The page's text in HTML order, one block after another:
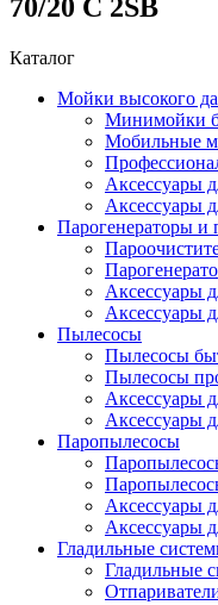
70/20 C 2SB
Каталог
Мойки высокого
Минимойки
Мобильные
Аксессуары
Аксессуары
Парогенераторы и
Аксессуары
Аксессуары
Пылесосы
Пылесосы
Пылесосы
Аксессуары
Аксессуары
Паропылесосы
Аксессуары
Аксессуары
Гладильные
Гладильные